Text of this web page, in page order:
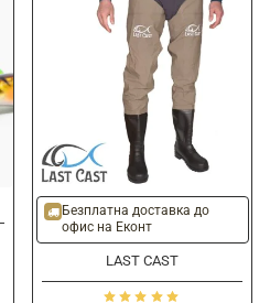
ОЧАКВАЙТЕ
Безплатна доставка до
офис на Еконт
LAST CAST